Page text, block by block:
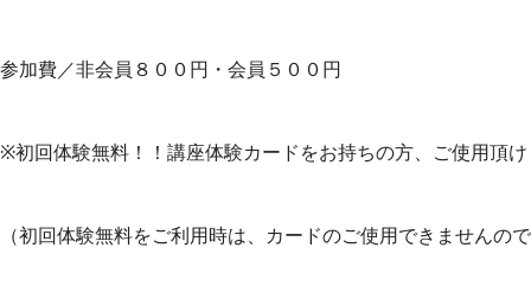
参加費／非会員８００円・会員５００円
※初回体験無料！！講座体験カードをお持ちの方、ご使用頂
（初回体験無料をご利用時は、カードのご使用できませんの